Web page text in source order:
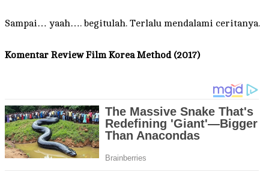
Sampai… yaah…. begitulah. Terlalu mendalami ceritanya.
Komentar Review Film Korea Method (2017)